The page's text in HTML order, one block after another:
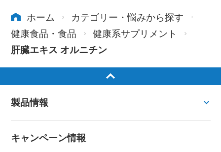
ホーム
カテゴリー・悩みから探す
健康食品・食品
健康系サプリメント
肝臓エキス オルニチン
製品情報
キャンペーン情報